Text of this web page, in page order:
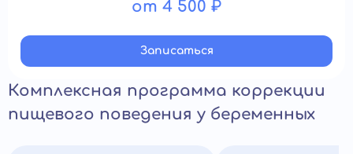
от 4 500 ₽
Записатьcя
Комплексная программа коррекции
пищевого поведения у беременных